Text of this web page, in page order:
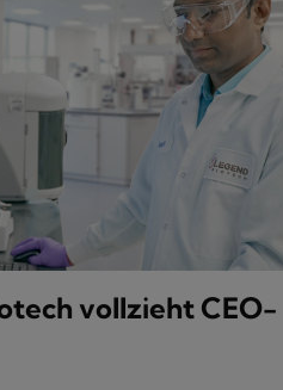
vollzieht CEO-